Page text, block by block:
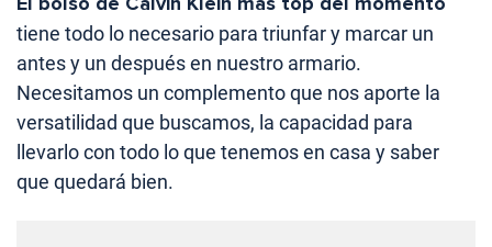
tiene todo lo necesario para triunfar y marcar un
antes y un después en nuestro armario.
Necesitamos un complemento que nos aporte la
versatilidad que buscamos, la capacidad para
llevarlo con todo lo que tenemos en casa y saber
que quedará bien.